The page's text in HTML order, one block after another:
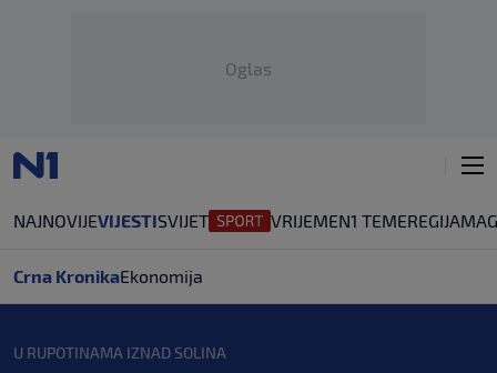
Oglas
NAJNOVIJEVIJESTISVIJET VRIJEMEN1 TEMEREGIJA
Crna KronikaEkonomija
U RUPOTINAMA IZNAD SOLINA